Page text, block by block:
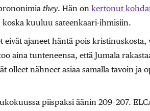
they. Hän on kertonut
koska kuuluu sateenkaari-ihmisiin.
eivät ajaneet häntä pois
aina tunteneensa, että Jumala
olleet nähneet asiaa samalla tavoin ja
piispaksi äänin 209–207.